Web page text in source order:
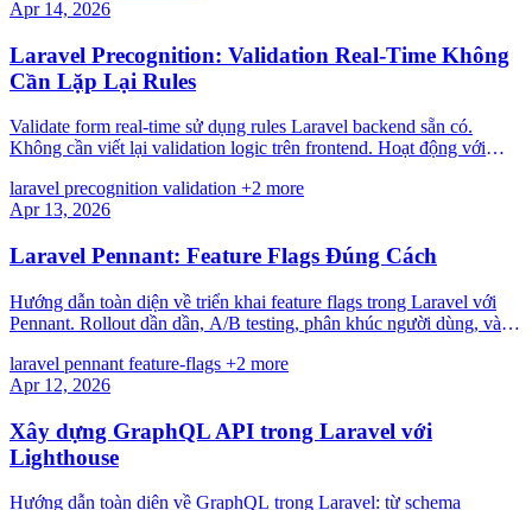
Apr 14, 2026
Laravel Precognition: Validation Real-Time Không
Cần Lặp Lại Rules
Validate form real-time sử dụng rules Laravel backend sẵn có.
Không cần viết lại validation logic trên frontend. Hoạt động với
laravel precognition validation +2 more
Apr 13, 2026
Laravel Pennant: Feature Flags Đúng Cách
Hướng dẫn toàn diện về triển khai feature flags trong Laravel với
Pennant. Rollout dần dần, A/B testing, phân khúc người dùng, và
laravel pennant feature-flags +2 more
Apr 12, 2026
Xây dựng GraphQL API trong Laravel với
Lighthouse
Hướng dẫn toàn diện về GraphQL trong Laravel: từ schema